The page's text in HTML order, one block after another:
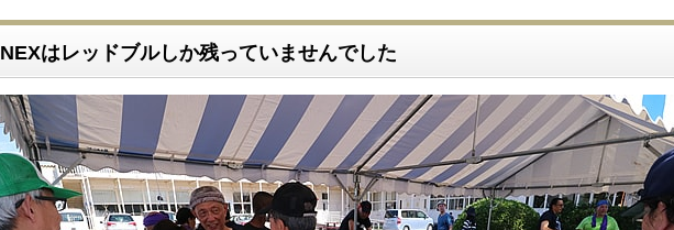
NEXはレッドブルしか残っていませんでした